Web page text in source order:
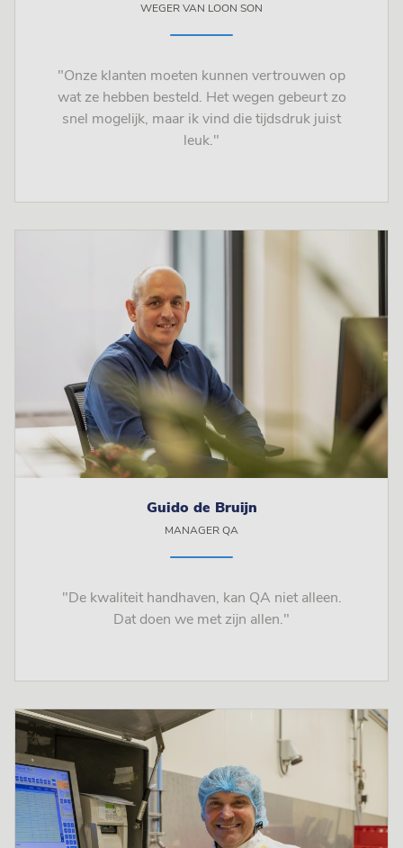
WEGER VAN LOON SON
"Onze klanten moeten kunnen vertrouwen op
wat ze hebben besteld. Het wegen gebeurt zo
snel mogelijk, maar ik vind die tijdsdruk juist
leuk."
Guido de Bruijn
MANAGER QA
"De kwaliteit handhaven, kan QA niet alleen.
Dat doen we met zijn allen."